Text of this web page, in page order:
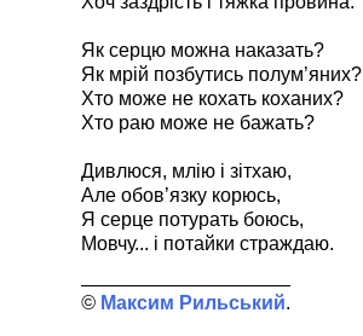
Як серцю можна наказать?
Як мрій позбутись полум’яних?
Хто може не кохать коханих?
Хто раю може не бажать?
Дивлюся, млію і зітхаю,
Але обов’язку корюсь,
Я серце потурать боюсь,
Мовчу... і потайки страждаю.
Максим Рильський